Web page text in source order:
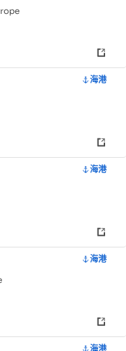
海港
海港
海港
海港